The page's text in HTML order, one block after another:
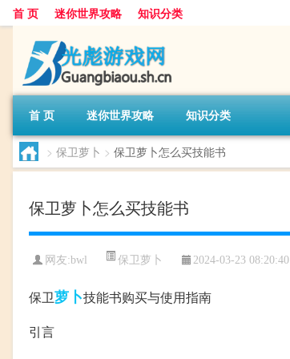
首 页 迷你世界攻略 知识分类
首 页 迷你世界攻略 知识分类
> 保卫萝卜 > 保卫萝卜怎么买技能书
保卫萝卜怎么买技能书
网友:bwl 保卫萝卜 2024-03-23 08:20:40
保卫萝卜技能书购买与使用指南
引言